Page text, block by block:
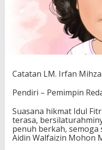
Catatan LM. Irfan
Pendiri – Pemimpin
Suasana hikmat Idul
terasa,
penuh berkah, semoga
Aidin Walfaizin Mohon